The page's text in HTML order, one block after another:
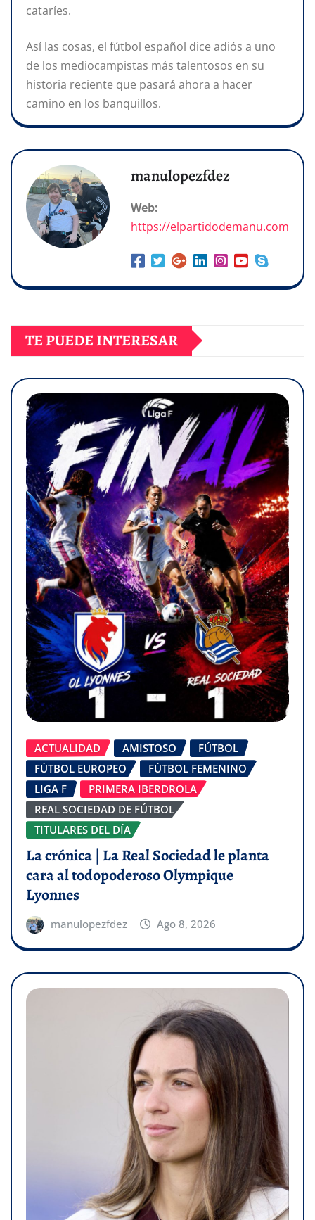
cataríes.
Así las cosas, el fútbol español dice adiós a uno
de los mediocampistas más talentosos en su
historia reciente que pasará ahora a hacer
camino en los banquillos.
manulopezfdez
Web:
https://elpartidodemanu.com
TE PUEDE INTERESAR
ACTUALIDAD AMISTOSO
FÚTBOL
FÚTBOL EUROPEO
FÚTBOL FEMENINO
LIGA F
PRIMERA IBERDROLA
REAL SOCIEDAD DE FÚTBOL
TITULARES DEL DÍA
La crónica | La Real Sociedad le planta
cara al todopoderoso Olympique
Lyonnes
manulopezfdez Ago 8, 2026